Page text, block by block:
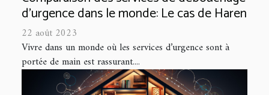
d'urgence dans le monde: Le cas de Haren
22 août 2023
Vivre dans un monde où les services d’urgence sont à
portée de main est rassurant....